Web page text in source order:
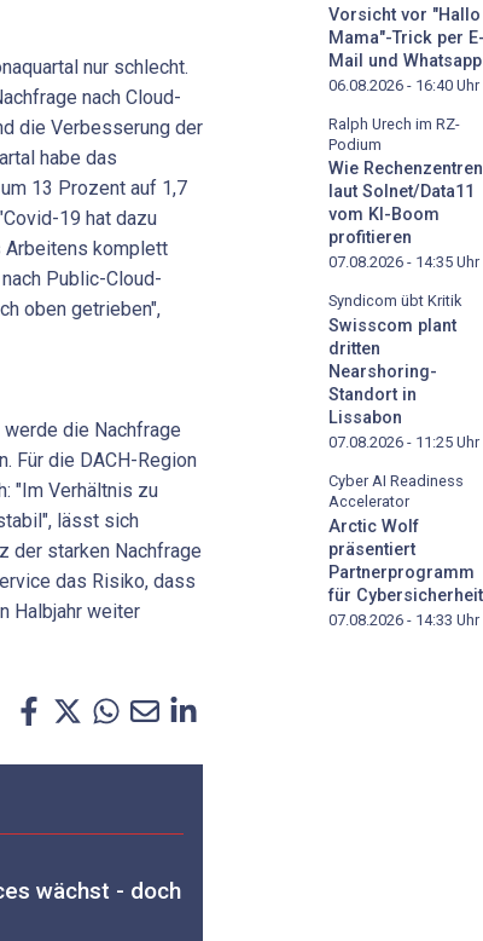
nur schlecht.
nach Cloud-
die Verbesserung der
habe das
13 Prozent auf 1,7
19 hat dazu
Arbeitens komplett
Public-Cloud-
oben getrieben",
die Nachfrage
Für die DACH-Region
"Im Verhältnis zu
lässt sich
der starken Nachfrage
das Risiko, dass
Halbjahr weiter
wächst - doch
Vorsicht vor "Hallo
Mama"-Trick per E-
Mail und Whatsapp
06.08.2026 - 16:40 Uhr
Ralph Urech im RZ-
Podium
Wie Rechenzentren
laut Solnet/Data11
vom KI-Boom
profitieren
07.08.2026 - 14:35 Uhr
Syndicom übt Kritik
Swisscom plant
dritten
Nearshoring-
Standort in
Lissabon
07.08.2026 - 11:25 Uhr
Cyber AI Readiness
Accelerator
Arctic Wolf
präsentiert
Partnerprogramm
für Cybersicherheit
07.08.2026 - 14:33 Uhr